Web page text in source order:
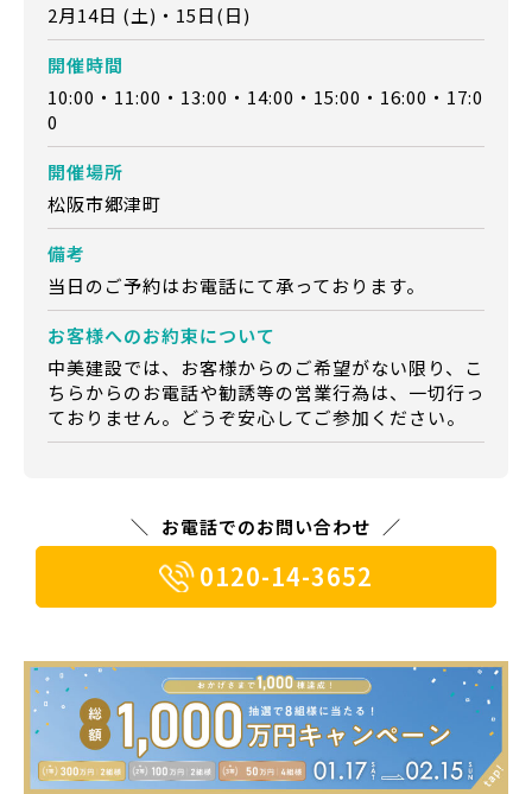
2月14日 (土)・15日(日)
開催時間
10:00・11:00・13:00・14:00・15:00・16:00・17:0
0
開催場所
松阪市郷津町
備考
当日のご予約はお電話にて承っております。
お客様へのお約束について
中美建設では、お客様からのご希望がない限り、こ
ちらからのお電話や勧誘等の営業行為は、一切行っ
ておりません。どうぞ安心してご参加ください。
お電話でのお問い合わせ
0120-14-3652